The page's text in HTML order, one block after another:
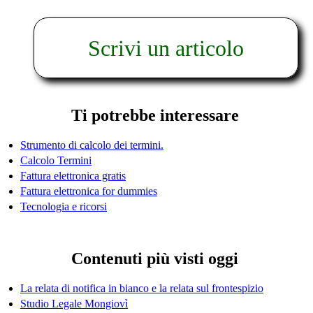
Scrivi un articolo
Ti potrebbe interessare
Strumento di calcolo dei termini.
Calcolo Termini
Fattura elettronica gratis
Fattura elettronica for dummies
Tecnologia e ricorsi
Contenuti più visti oggi
La relata di notifica in bianco e la relata sul frontespizio
Studio Legale Mongiovì